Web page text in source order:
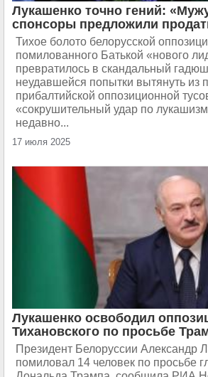
Лукашенко точно гений:
спонсоры предложили
Тихое болото белорусской
помилованного Батькой «нового
превратилось в скандальный
неудавшейся попытки вытянуть из
прибалтийской оппозиционной
«сокрушительный удар по
недавно...
17 июля 2025
Лукашенко освободил
Тихановского по просьбе
Президент Белоруссии Александр
помиловал 14 человек по просьбе